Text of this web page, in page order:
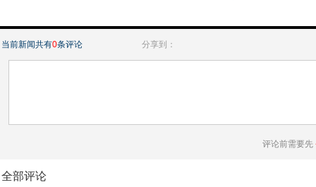
当前新闻共有0条评论 分享到：
评论前需要先
全部评论